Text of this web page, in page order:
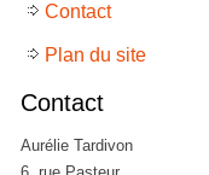
Contact
Plan du site
Contact
Aurélie Tardivon